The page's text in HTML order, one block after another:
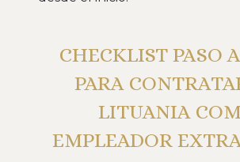
CHECKLIST PASO
PARA
LITUANIA
EMPLEADOR